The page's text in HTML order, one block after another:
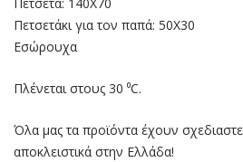
Πετσετάκι για τον παπά: 50Χ30
Εσώρουχα
Πλένεται στους 30 ⁰C.
Όλα μας τα προϊόντα έχουν
αποκλειστικά στην Ελλάδα!